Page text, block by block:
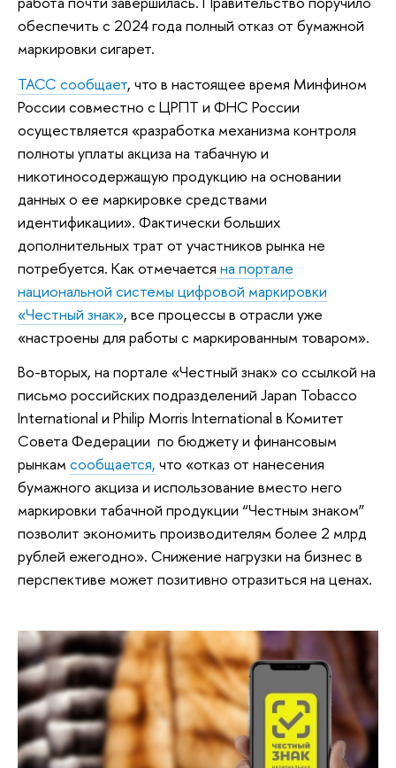
обеспечить с 2024 года полный отказ от бумажной
маркировки сигарет.
ТАСС сообщает, что в настоящее время Минфином
России совместно с ЦРПТ и ФНС России
осуществляется «разработка механизма контроля
полноты уплаты акциза на табачную и
никотиносодержащую продукцию на основании
данных о ее маркировке средствами
идентификации». Фактически больших
дополнительных трат от участников рынка не
потребуется. Как отмечается на портале
национальной системы цифровой маркировки
«Честный знак», все процессы в отрасли уже
«настроены для работы с маркированным товаром».
Во-вторых, на портале «Честный знак» со ссылкой на
письмо российских подразделений Japan Tobacco
International и Philip Morris International в Комитет
Совета Федерации по бюджету и финансовым
рынкам сообщается, что «отказ от нанесения
бумажного акциза и использование вместо него
маркировки табачной продукции “Честным знаком”
позволит экономить производителям более 2 млрд
рублей ежегодно». Снижение нагрузки на бизнес в
перспективе может позитивно отразиться на ценах.